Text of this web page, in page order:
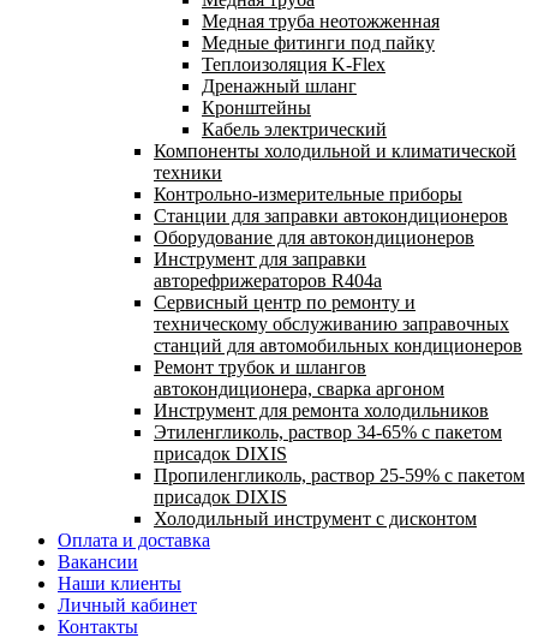
Медная труба неотожженная
Медные фитинги под пайку
Теплоизоляция K-Flex
Дренажный шланг
Кронштейны
Кабель электрический
Компоненты холодильной и климатической
техники
Контрольно-измерительные приборы
Станции для заправки автокондиционеров
Оборудование для автокондиционеров
Инструмент для заправки
авторефрижераторов R404a
Сервисный центр по ремонту и
техническому обслуживанию заправочных
станций для автомобильных кондиционеров
Ремонт трубок и шлангов
автокондиционера, сварка аргоном
Инструмент для ремонта холодильников
Этиленгликоль, раствор 34-65% с пакетом
присадок DIXIS
Пропиленгликоль, раствор 25-59% с пакетом
присадок DIXIS
Холодильный инструмент с дисконтом
Оплата и доставка
Вакансии
Наши клиенты
Личный кабинет
Контакты